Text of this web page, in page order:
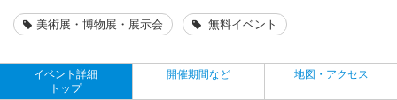
美術展・博物展・展示会 無料イベント
イベント詳細
トップ
開催期間など 地図・アクセス